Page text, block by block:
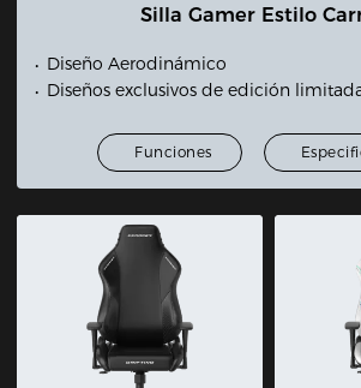
Silla Gamer Estilo
Diseño Aerodinámico
Diseños exclusivos de edición
Funciones